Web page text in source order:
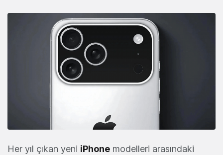
Her yıl çıkan yeni iPhone modelleri arasındaki